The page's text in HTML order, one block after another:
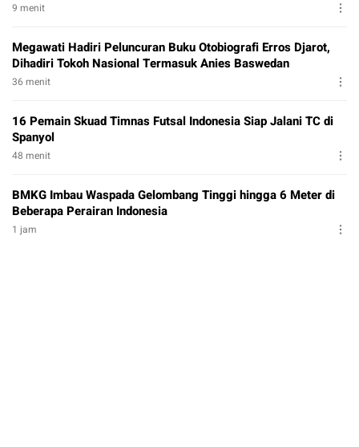
9 menit
Megawati Hadiri Peluncuran Buku Otobiografi Erros Djarot,
Dihadiri Tokoh Nasional Termasuk Anies Baswedan
36 menit
16 Pemain Skuad Timnas Futsal Indonesia Siap Jalani TC di
Spanyol
48 menit
BMKG Imbau Waspada Gelombang Tinggi hingga 6 Meter di
Beberapa Perairan Indonesia
1 jam